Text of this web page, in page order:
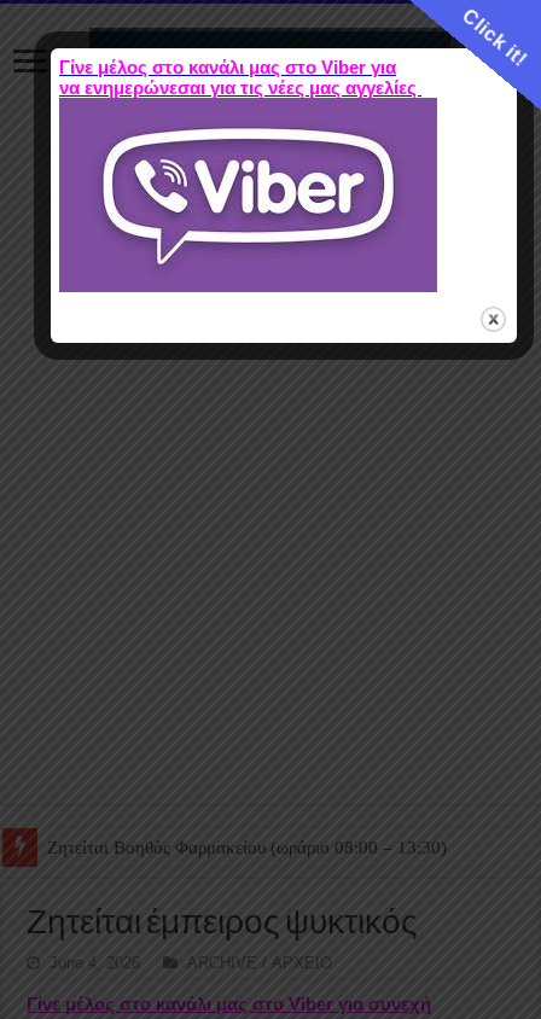
Ζητείται Βοηθός Θαλάμου
Ζητείται έμπειρος ψυκτικός
June 4, 2026 ARCHIVE / ΑΡΧΕΙΟ
Γίνε μέλος στο κανάλι μας στο Viber για συνεχή
Click it!
Γίνε μέλος στο κανάλι μας στο Viber για
να ενημερώνεσαι για τις νέες μας αγγελίες